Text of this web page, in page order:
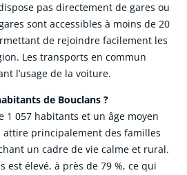
pas directement de gares ou
sont accessibles à moins de 20
de rejoindre facilement les
Les transports en commun
l’usage de la voiture.
de Bouclans ?
1 057 habitants et un âge moyen
attire principalement des familles
un cadre de vie calme et rural.
est élevé, à près de 79 %, ce qui